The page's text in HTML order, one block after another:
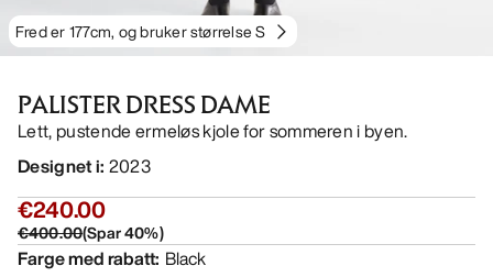
Fred er 177cm, og bruker størrelse S
PALISTER DRESS DAME
Lett, pustende ermeløs kjole for sommeren i byen.
Designet i: 2023
€240.00
€400.00(Spar40%)
Farge med rabatt: Black